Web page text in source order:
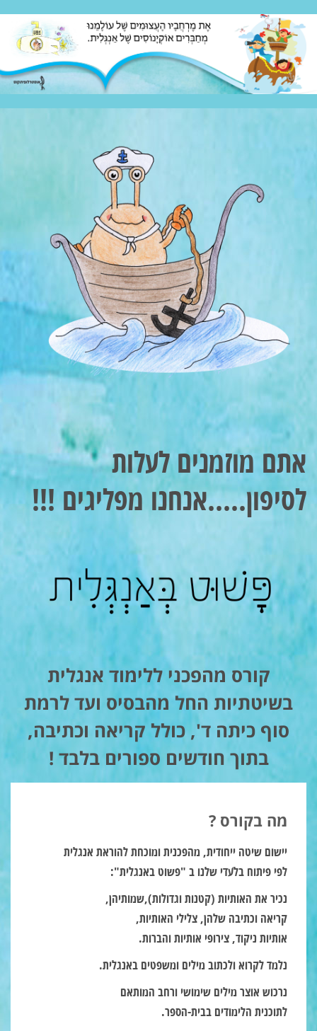
אתם מוזמנים לעלות
לסיפון.....אנחנו מפליגים !!!
קורס מהפכני ללימוד אנגלית
בשיטתיות החל מהבסיס ועד לרמת
סוף כיתה ד', כולל קריאה וכתיבה,
בתוך חודשים ספורים בלבד !
מה בקורס ?
יישום שיטה ייחודית, מהפכנית ומוכחת להוראת אנגלית
לפי פיתוח בלעדי שלנו ב "פשוט באנגלית":
נכיר את האותיות (קטנות וגדולות),שמותיהן,
קריאה וכתיבה שלהן, צלילי האותיות,
אותיות ניקוד, צירופי אותיות והברות.
נלמד לקרוא ולכתוב מילים ומשפטים באנגלית.
נרכוש אוצר מילים שימושי ורחב המותאם
לתוכנית הלימודים בבית-הספר.